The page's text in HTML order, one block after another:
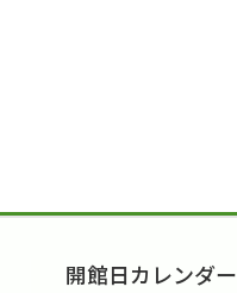
開館日カレンダー